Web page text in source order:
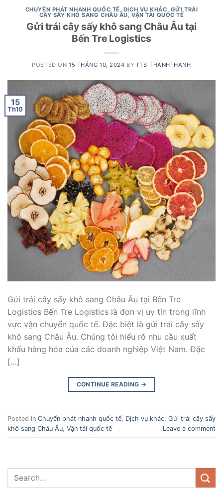
CHUYỂN PHÁT NHANH QUỐC TẾ DỊCH VỤ KHÁC GỬI TRÁI
CÂY SẤY KHÔ SANG CHÂU ÂU,VẬN TẢI QUỐC TẾ
Gửi trái cây sấy khô sang Châu Âu tại
Bến Tre Logistics
POSTED ON 15 THÁNG 10, 2024 BY TTS_THANHTHANH
15
Th10
Gửi trái cây sấy khô sang Châu Âu tại Bến Tre
Logistics Bến Tre Logistics là đơn vị uy tín trong lĩnh
vực vận chuyển quốc tế. Đặc biệt là gửi trái cây sấy
khô sang Châu Âu. Chúng tôi hiểu rõ nhu cầu xuất
khẩu hàng hóa của các doanh nghiệp Việt Nam. Đặc
[…]
CONTINUE READING →
Posted in Chuyển phát nhanh quốc tế, Dịch vụ khác Gửi trái cây sấy
khô sang Châu Âu Vận tải quốc tế Leave a comment